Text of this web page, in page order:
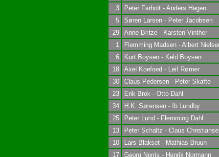
3
Peter Farholt - Anders Hagen
5
Søren Larsen - Peter Jacobsen
29
Anne Britze - Karsten Vinther
1
Flemming Madsen - Albert
6
Kurt Boysen - Keld Boysen
18
Axel Koefoed - Leif Rømer
30
Claus Pedersen - Peter Skafte
23
Erik Brok - Otto Dahl
34
H.K. Sørensen - Ib Lundby
25
Peter Lund - Flemming Dahl
13
Peter Schaltz - Claus
10
Lars Blakset - Mathias Bruun
17
Georg Norris - Henrik Normann